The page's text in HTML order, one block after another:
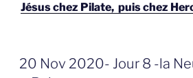
Jésus chez Pilate, puis chez
GEPLAATST
OP
20 Nov 2020- Jour 8 -la